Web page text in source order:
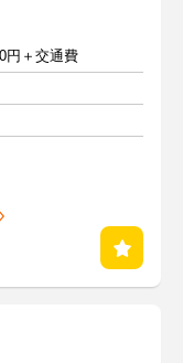
円＋交通費